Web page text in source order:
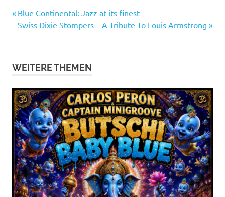
Beitragsnavigation
Vorheriger
Beitrag:
Blue Continental: Jazz at its finest
Nächster
Beitrag:
Swiss Dixie Stompers – A Tribute To Louis Armstrong
WEITERE THEMEN